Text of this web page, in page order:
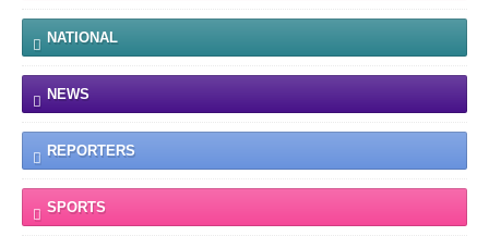
NATIONAL
NEWS
REPORTERS
SPORTS